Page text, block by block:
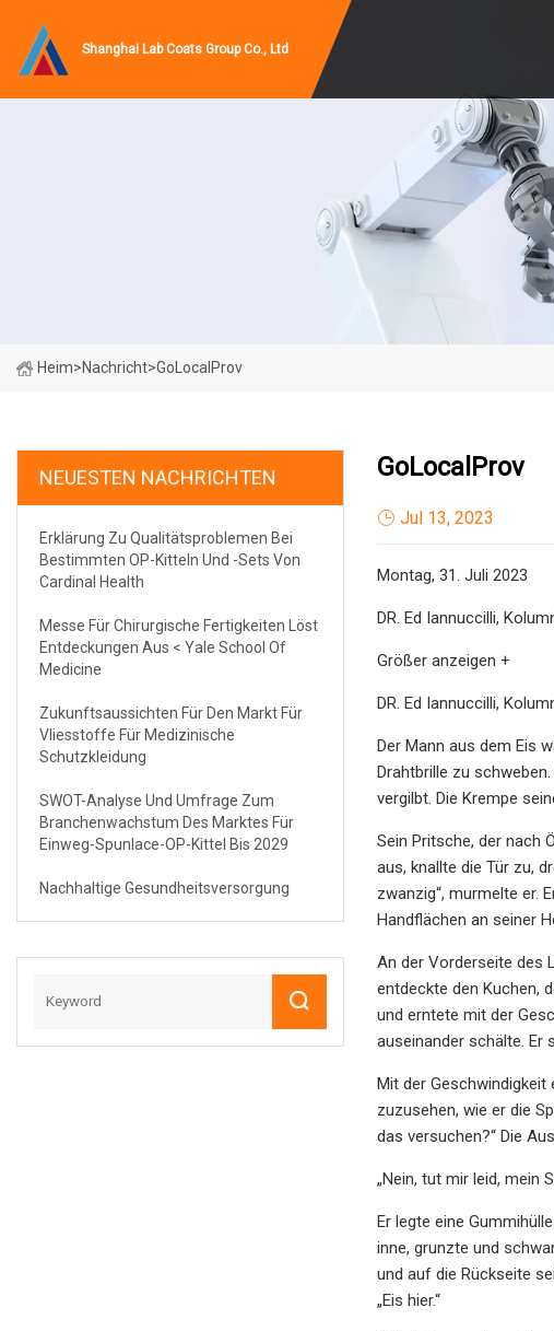
Shanghai Lab Coats Group Co., Ltd
Heim>Nachricht>GoLocalProv
NEUESTEN NACHRICHTEN
Erklärung Zu Qualitätsproblemen Bei
Bestimmten OP-Kitteln Und -Sets Von
Cardinal Health
Messe Für Chirurgische Fertigkeiten Löst
Entdeckungen Aus < Yale School Of
Medicine
Zukunftsaussichten Für Den Markt Für
Vliesstoffe Für Medizinische
Schutzkleidung
SWOT-Analyse Und Umfrage Zum
Branchenwachstum Des Marktes Für
Einweg-Spunlace-OP-Kittel Bis 2029
Nachhaltige Gesundheitsversorgung
GoLocalProv
Jul 13, 2023
Montag, 31. Juli 2023
DR. Ed Iannuccilli,
Größer anzeigen +
DR. Ed Iannuccilli,
Der Mann aus dem Eis
Drahtbrille zu
vergilbt. Die Krempe
Sein Pritsche, der nach
aus, knallte die Tür zu,
zwanzig“, murmelte er.
Handflächen an seiner
An der Vorderseite des
entdeckte den Kuchen,
und erntete mit der
auseinander schälte. Er
Mit der Geschwindigkeit
zuzusehen, wie er die
das versuchen?“ Die
„Nein, tut mir leid, mein
Er legte eine
inne, grunzte und
und auf die Rückseite
„Eis hier.“